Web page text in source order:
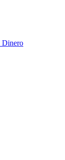
Dinero